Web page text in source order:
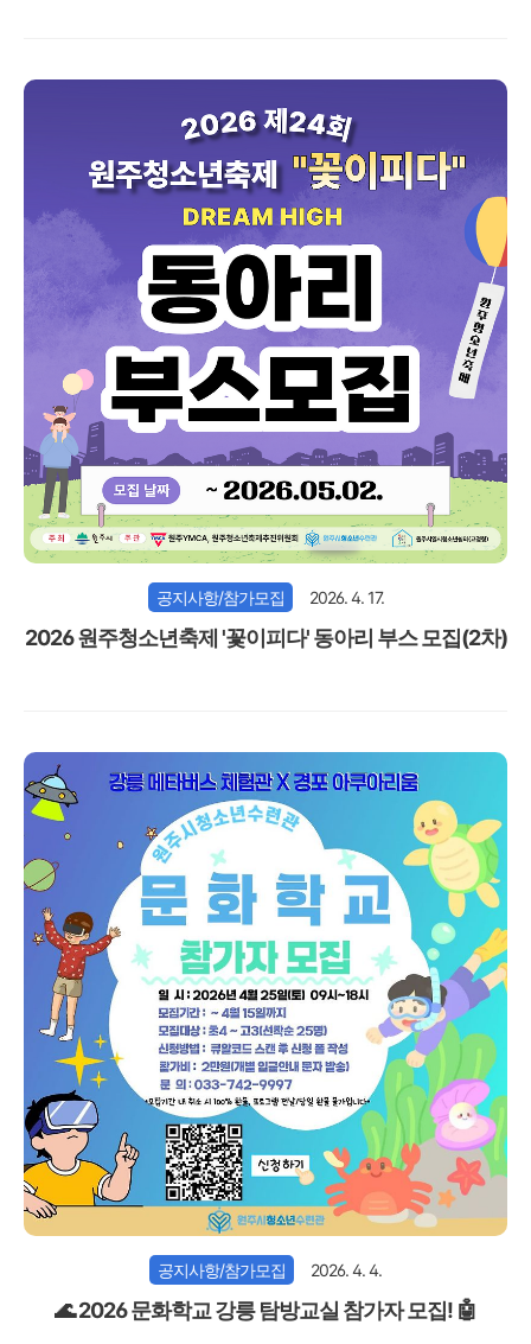
공지사항/참가모집 2026. 4. 17.
2026 원주청소년축제 '꽃이피다' 동아리 부스 모집(2차)
공지사항/참가모집 2026. 4. 4.
🌊 2026 문화학교 강릉 탐방교실 참가자 모집! 🤖